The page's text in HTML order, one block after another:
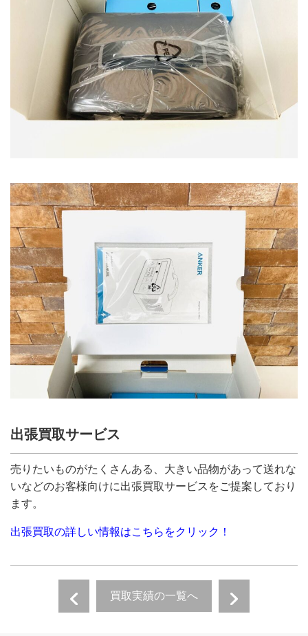
出張買取サービス
売りたいものがたくさんある、大きい品物があって送れな
いなどのお客様向けに出張買取サービスをご提案しており
ます。
出張買取の詳しい情報はこちらをクリック！
買取実績の一覧へ